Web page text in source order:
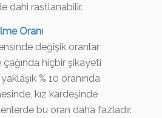
dahi rastlanabilir.
Oranı
değişik oranlar
hiçbir şikayeti
% 10 oranında
kız kardeşinde
bu oran daha fazladır.